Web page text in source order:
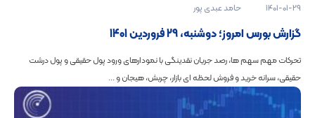
1401-01-29 حامد عبدی پور
گزارش بورس امروز؛ دوشنبه، 29 فروردین 1401
تحرکات مهم سهم ها، رصد جریان نقدینگی با نمودارهای ورود پول حقیقی و پول درشت
حقیقی، سرانه خرید و فروش لحظه ای بازار، چربش، هیجان و ...